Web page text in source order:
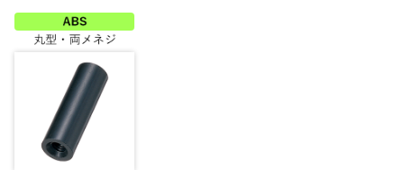
注文・見積りについて
ご利用ガイド
お問い合わせ窓口
会社情報